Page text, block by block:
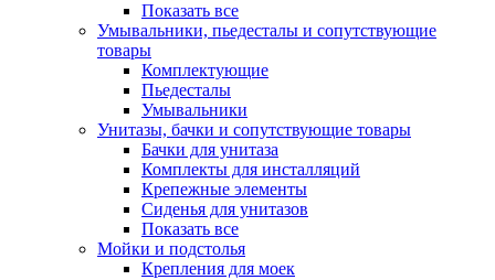
Показать все
Умывальники, пьедесталы и сопутствующие
товары
Комплектующие
Пьедесталы
Умывальники
Унитазы, бачки и сопутствующие товары
Бачки для унитаза
Комплекты для инсталляций
Крепежные элементы
Сиденья для унитазов
Показать все
Мойки и подстолья
Крепления для моек